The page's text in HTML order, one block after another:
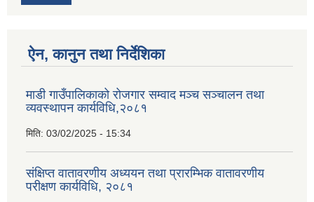
ऐन, कानुन तथा निर्देशिका
माडी गाउँपालिकाको रोजगार सम्वाद मञ्च सञ्चालन तथा
व्यवस्थापन कार्यविधि,२०८१
मिति: 03/02/2025 - 15:34
संक्षिप्त वातावरणीय अध्ययन तथा प्रारम्भिक वातावरणीय
परीक्षण कार्यविधि, २०८१